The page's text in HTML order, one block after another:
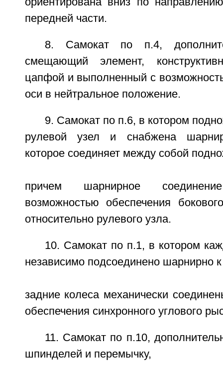
передней части.
8. Самокат по п.4,
смещающий элемент,
цапфой и выполненный с
оси в нейтральное положение.
9. Самокат по п.6, в котором
рулевой узел и снабжена
которое соединяет между собой
причем шарнирное
возможностью обеспечения
относительно рулевого узла.
10. Самокат по п.1, в котором
независимо подсоединено шарнирно
задние колеса механически
обеспечения синхронного углового
11. Самокат по п.10,
шпинделей и перемычку,